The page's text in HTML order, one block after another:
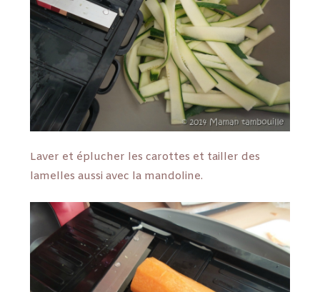
Laver et éplucher les carottes et tailler des
lamelles aussi avec la mandoline.